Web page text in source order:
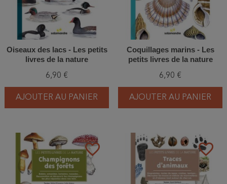
Oiseaux des lacs - Les petits
livres de la nature
6,90 €
AJOUTER AU PANIER
Coquillages marins - Les
petits livres de la nature
6,90 €
AJOUTER AU PANIER
favorite_border favorite_border